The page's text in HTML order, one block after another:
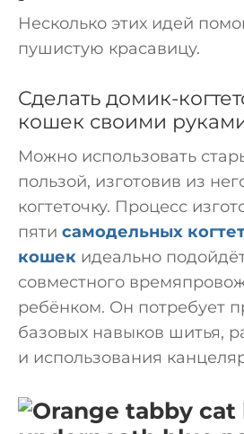
Несколько этих идей
пушистую красавицу.
Сделать домик-
кошек своими
Можно использовать
пользой, изготовив из
когтеточку. Процесс
пяти самодельных
кошек идеально
совместного
ребёнком. Он потребует
базовых навыков шитья,
и использования